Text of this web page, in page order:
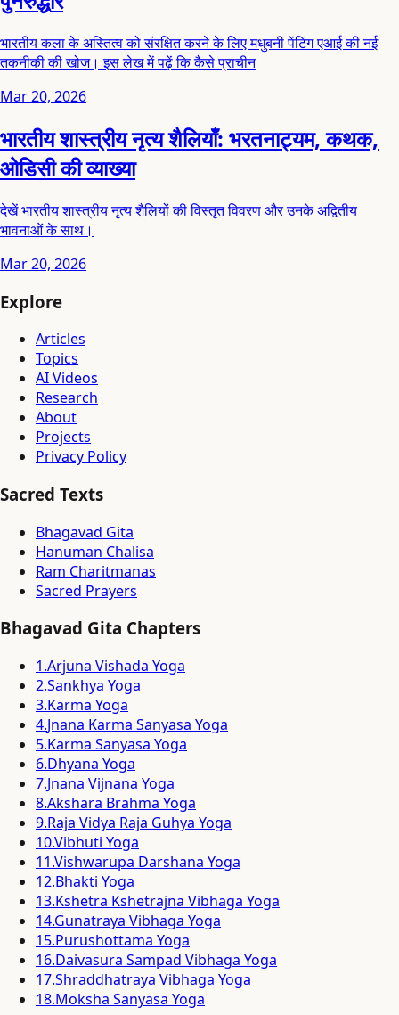
भारतीय कला के अस्तित्व को संरक्षित करने के लिए मधुबनी पेंटिंग एआई की नई
तकनीकी की खोज। इस लेख में पढ़ें कि कैसे प्राचीन
Mar 20, 2026
भारतीय शास्त्रीय नृत्य शैलियाँ: भरतनाट्यम, कथक,
ओडिसी की व्याख्या
देखें भारतीय शास्त्रीय नृत्य शैलियों की विस्तृत विवरण और उनके अद्वितीय
भावनाओं के साथ।
Mar 20, 2026
Explore
Articles
Topics
AI Videos
Research
About
Projects
Privacy Policy
Sacred Texts
Bhagavad Gita
Hanuman Chalisa
Ram Charitmanas
Sacred Prayers
Bhagavad Gita Chapters
1.Arjuna Vishada Yoga
2.Sankhya Yoga
3.Karma Yoga
4.Jnana Karma Sanyasa Yoga
5.Karma Sanyasa Yoga
6.Dhyana Yoga
7.Jnana Vijnana Yoga
8.Akshara Brahma Yoga
9.Raja Vidya Raja Guhya Yoga
10.Vibhuti Yoga
11.Vishwarupa Darshana Yoga
12.Bhakti Yoga
13.Kshetra Kshetrajna Vibhaga Yoga
14.Gunatraya Vibhaga Yoga
15.Purushottama Yoga
16.Daivasura Sampad Vibhaga Yoga
17.Shraddhatraya Vibhaga Yoga
18.Moksha Sanyasa Yoga